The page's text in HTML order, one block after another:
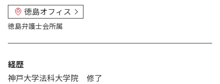
徳島オフィス
徳島弁護士会所属
経歴
神戸大学法科大学院 修了